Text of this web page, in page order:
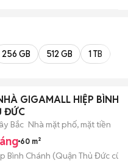
256 GB 512 GB 1 TB
GIGAMALL HIỆP BÌNH
ĐỨC
Bắc Nhà mặt phố, mặt tiền
60 m²
Bình Chánh (Quận Thủ Đức cũ)